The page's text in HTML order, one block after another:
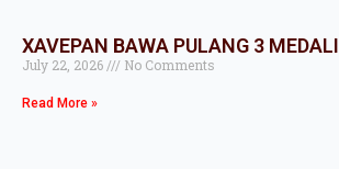
XAVEPAN BAWA PULANG 3 MEDALI
July 22, 2026 No Comments
Read More »